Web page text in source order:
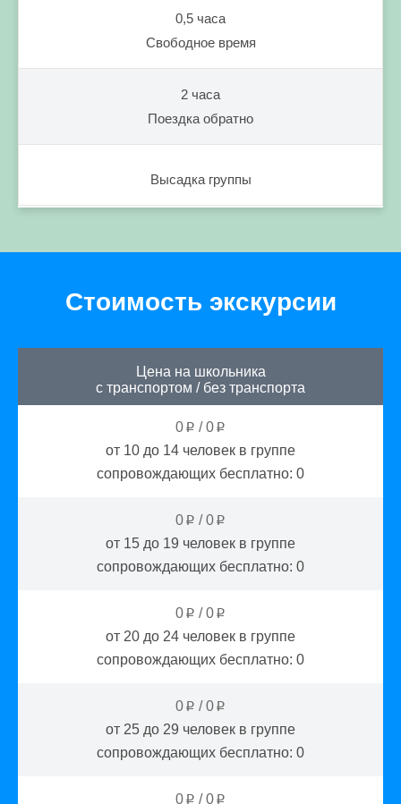
0,5 часа
Свободное время
2 часа
Поездка обратно
Высадка группы
Стоимость экскурсии
Цена на школьника
с транспортом / без транспорта
0 p /0 p
от 10 до 14 человек в группе
сопровождающих бесплатно: 0
0 p /0 p
от 15 до 19 человек в группе
сопровождающих бесплатно: 0
0 p /0 p
от 20 до 24 человек в группе
сопровождающих бесплатно: 0
0 p /0 p
от 25 до 29 человек в группе
сопровождающих бесплатно: 0
0 p /0 p